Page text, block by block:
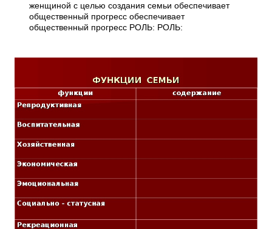
женщиной с целью создания семьи обеспечивает
общественный прогресс обеспечивает
общественный прогресс РОЛЬ: РОЛЬ: